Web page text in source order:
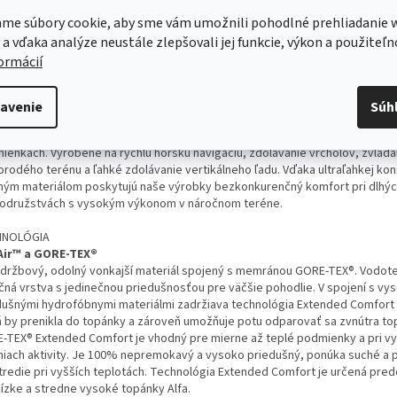
súbory cookie, aby sme vám umožnili pohodlné prehliadanie
vďaka analýze neustále zlepšovali jej funkcie, výkon a
turistov – na via ferraty alebo ako prístupové topánky, keď
topánky za lezečky a pripnúť pomocou karabíny na sedák.
Alfa Pro
a najodolnejšia
Vyrobené na rýchlu horskú navigáciu, zdolávanie vrcholov,
terénu a ľahké zdolávanie vertikálneho ľadu. Vďaka ultraľahkej
materiálom poskytujú naše výrobky bezkonkurenčný komfort pri
s vysokým výkonom v náročnom teréne.
a GORE-TEX®
odolný vonkajší materiál spojený s memránou GORE-TEX®.
vrstva s jedinečnou priedušnosťou pre väčšie pohodlie. V spojení s
hydrofóbnymi materiálmi zadržiava technológia Extended Comfort
by prenikla do topánky a zároveň umožňuje potu odparovať sa zvnútra
TEX® Extended Comfort je vhodný pre mierne až teplé podmienky a pri
aktivity. Je 100% nepremokavý a vysoko priedušný, ponúka suché a
pri vyšších teplotách. Technológia Extended Comfort je určená
a stredne vysoké topánky Alfa.